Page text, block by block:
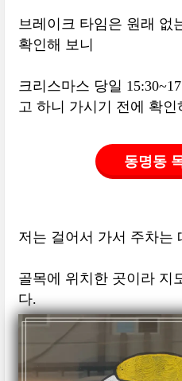
브레이크 타임은 원래 없
확인해 보니
크리스마스 당일
고 하니 가시기 전에 확
동명동
저는 걸어서 가서 주차는
골목에 위치한 곳이라 지
다.